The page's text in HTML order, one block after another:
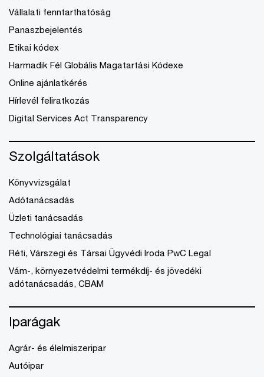
Vállalati fenntarthatóság
Panaszbejelentés
Etikai kódex
Harmadik Fél Globális Magatartási Kódexe
Online ajánlatkérés
Hírlevél feliratkozás
Digital Services Act Transparency
Szolgáltatások
Könyvvizsgálat
Adótanácsadás
Üzleti tanácsadás
Technológiai tanácsadás
Réti, Várszegi és Társai Ügyvédi Iroda PwC Legal
Vám-, környezetvédelmi termékdíj- és jövedéki
adótanácsadás, CBAM
Iparágak
Agrár- és élelmiszeripar
Autóipar